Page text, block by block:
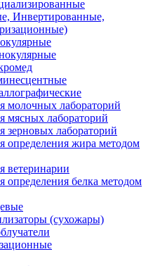
Инвертированные,
молочных лабораторий
мясных лабораторий
зерновых лабораторий
определения жира методом
ветеринарии
определения белка методом
(сухожары)